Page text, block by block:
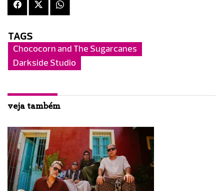
TAGS
Chococorn and The Sugarcanes
Darkside Studio
veja também